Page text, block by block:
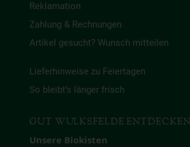
Reklamation
Zahlung & Rechnungen
Artikel gesucht? Wunsch mitteilen
Lieferhinweise zu Feiertagen
So bleibt’s länger frisch
GUT WULKSFELDE ENTDECKEN
Unsere Biokisten